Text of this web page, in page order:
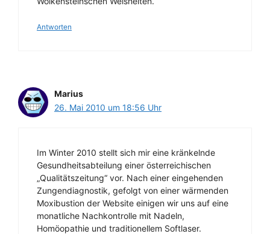
Antworten
Marius
26. Mai 2010 um 18:56 Uhr
Im Winter 2010 stellt sich mir eine kränkelnde
Gesundheitsabteilung einer österreichischen
„Qualitätszeitung“ vor. Nach einer eingehenden
Zungendiagnostik, gefolgt von einer wärmenden
Moxibustion der Website einigen wir uns auf eine
monatliche Nachkontrolle mit Nadeln,
Homöopathie und traditionellem Softlaser.